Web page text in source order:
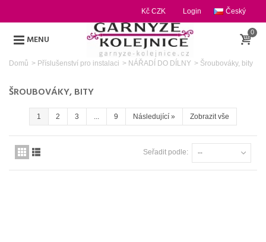
Český
Login
Kč CZK
MENU
0
Domů > Příslušenství pro instalaci > NÁŘADÍ DO DÍLNY > Šroubováky, bity
ŠROUBOVÁKY, BITY
1 2 3 ... 9 Následující» Zobrazit vše
Seřadit podle: --